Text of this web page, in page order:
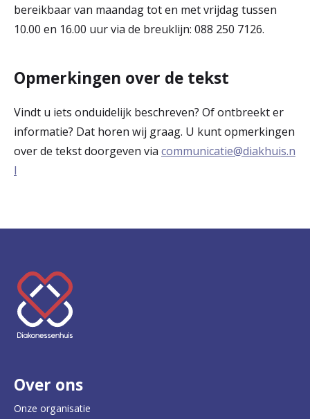
bereikbaar van maandag tot en met vrijdag tussen
10.00 en 16.00 uur via de breuklijn: 088 250 7126.
Opmerkingen over de tekst
Vindt u iets onduidelijk beschreven? Of ontbreekt er
informatie? Dat horen wij graag. U kunt opmerkingen
over de tekst doorgeven via communicatie@diakhuis.n
l
K
e
e
t
e
Over ons
Onze organisatie